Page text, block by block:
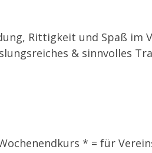
Rittigkeit und Spaß
& sinnvolles
* = für